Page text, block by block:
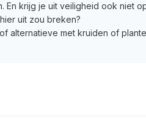
krijg je uit veiligheid ook niet
uit zou breken?
alternatieve met kruiden of